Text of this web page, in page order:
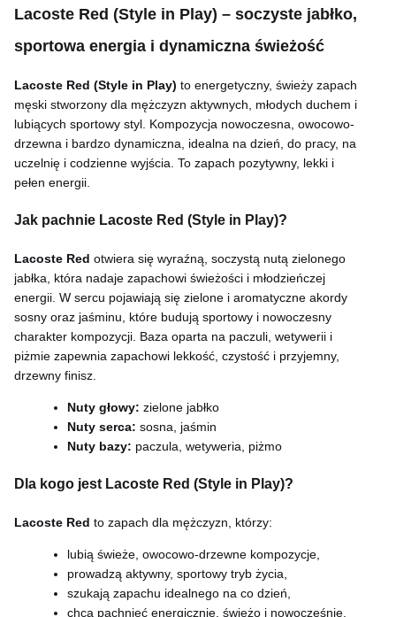
Lacoste Red (Style in Play) – soczyste jabłko,
sportowa energia i dynamiczna świeżość
Lacoste Red (Style in Play) to energetyczny, świeży zapach
męski stworzony dla mężczyzn aktywnych, młodych duchem i
lubiących sportowy styl. Kompozycja nowoczesna, owocowo-
drzewna i bardzo dynamiczna, idealna na dzień, do pracy, na
uczelnię i codzienne wyjścia. To zapach pozytywny, lekki i
pełen energii.
Jak pachnie Lacoste Red (Style in Play)?
Lacoste Red otwiera się wyraźną, soczystą nutą zielonego
jabłka, która nadaje zapachowi świeżości i młodzieńczej
energii. W sercu pojawiają się zielone i aromatyczne akordy
sosny oraz jaśminu, które budują sportowy i nowoczesny
charakter kompozycji. Baza oparta na paczuli, wetywerii i
piżmie zapewnia zapachowi lekkość, czystość i przyjemny,
drzewny finisz.
Nuty głowy: zielone jabłko
Nuty serca: sosna, jaśmin
Nuty bazy: paczula, wetyweria, piżmo
Dla kogo jest Lacoste Red (Style in Play)?
Lacoste Red to zapach dla mężczyzn, którzy:
lubią świeże, owocowo-drzewne kompozycje,
prowadzą aktywny, sportowy tryb życia,
szukają zapachu idealnego na co dzień,
chcą pachnieć energicznie, świeżo i nowocześnie.